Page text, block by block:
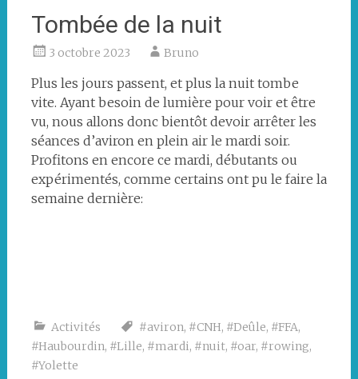
Tombée de la nuit
3 octobre 2023 Bruno
Plus les jours passent, et plus la nuit tombe
vite. Ayant besoin de lumière pour voir et être
vu, nous allons donc bientôt devoir arrêter les
séances d’aviron en plein air le mardi soir.
Profitons en encore ce mardi, débutants ou
expérimentés, comme certains ont pu le faire la
semaine dernière:
Activités #aviron, #CNH, #Deûle, #FFA,
#Haubourdin, #Lille, #mardi, #nuit, #oar, #rowing,
#Yolette